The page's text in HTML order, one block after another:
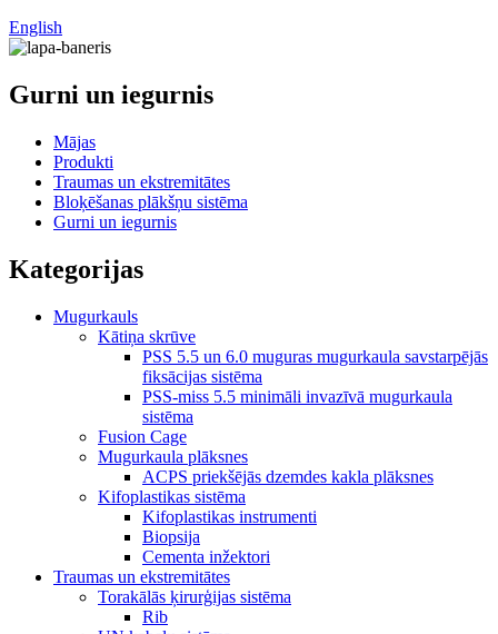
English
Gurni un iegurnis
Mājas
Produkti
Traumas un ekstremitātes
Bloķēšanas plākšņu sistēma
Gurni un iegurnis
Kategorijas
Mugurkauls
Kātiņa skrūve
PSS 5.5 un 6.0 muguras mugurkaula savstarpējās
fiksācijas sistēma
PSS-miss 5.5 minimāli invazīvā mugurkaula
sistēma
Fusion Cage
Mugurkaula plāksnes
ACPS priekšējās dzemdes kakla plāksnes
Kifoplastikas sistēma
Kifoplastikas instrumenti
Biopsija
Cementa inžektori
Traumas un ekstremitātes
Torakālās ķirurģijas sistēma
Rib